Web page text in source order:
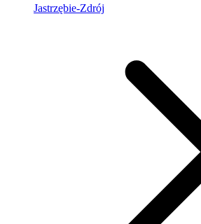
Jastrzębie-Zdrój